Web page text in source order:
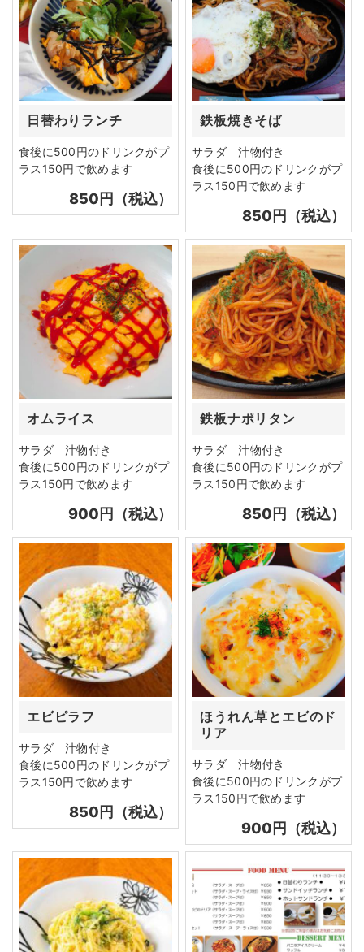
日替わりランチ
食後に500円のドリンクがプ
ラス150円で飲めます
850円（税込）
鉄板焼きそば
サラダ 汁物付き
食後に500円のドリンクがプ
ラス150円で飲めます
850円（税込）
オムライス
サラダ 汁物付き
食後に500円のドリンクがプ
ラス150円で飲めます
900円（税込）
鉄板ナポリタン
サラダ 汁物付き
食後に500円のドリンクがプ
ラス150円で飲めます
850円（税込）
エビピラフ
サラダ 汁物付き
食後に500円のドリンクがプ
ラス150円で飲めます
850円（税込）
ほうれん草とエビのド
リア
サラダ 汁物付き
食後に500円のドリンクがプ
ラス150円で飲めます
900円（税込）